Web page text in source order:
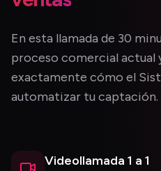
En esta llamada de 30
proceso comercial actual
exactamente cómo el
automatizar tu captación.
Videollamada 1 a 1